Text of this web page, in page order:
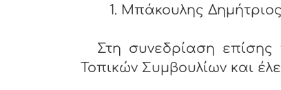
1. Μπάκουλης Δημήτριος
Στη συνεδρίαση
Τοπικών Συμβουλίων και